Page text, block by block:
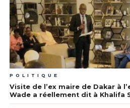
POLITIQUE
Visite de l’ex maire de Dakar à
Wade a réellement dit à Khalifa